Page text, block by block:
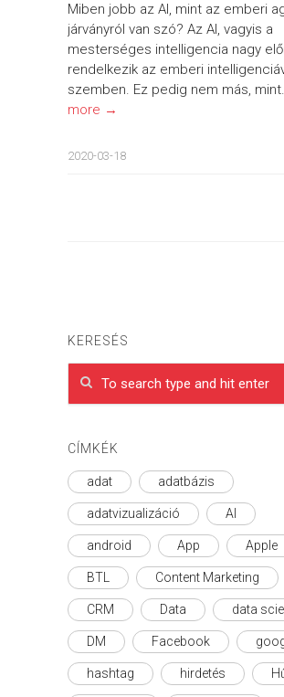
Miben jobb az AI, mint az emberi
járványról van szó? Az AI, vagyis a
mesterséges intelligencia nagy
rendelkezik az emberi
szemben. Ez pedig nem más,
more →
2020-03-18
KERESÉS
CÍMKÉK
adat adatbázis
adatvizualizáció AI
android App Apple
BTL Content Marketing
CRM Data data
DM Facebook
hashtag hirdetés